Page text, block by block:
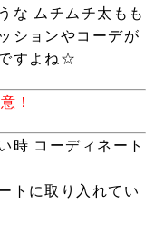
な ムチムチ太もも
ションやコーデが
すよね☆
！
時 コーディネート
トに取り入れてい